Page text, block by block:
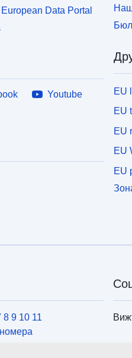
Data Portal
Youtube
EU
EU
EU
EU
EU
8 9 10 11
за контакти